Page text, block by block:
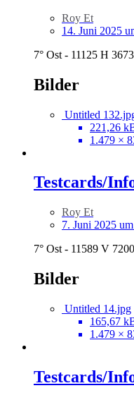
Roy Et
14. Juni 2025
7° Ost - 11125 H
Bilder
Untitled
221,26
1.479 ×
Testcards/
Roy Et
7. Juni 2025
7° Ost - 11589 V
Bilder
Untitled 14.jpg
165,67
1.479 ×
Testcards/